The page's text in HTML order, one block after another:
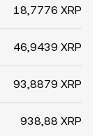
18,7776 XRP
46,9439 XRP
93,8879 XRP
938,88 XRP